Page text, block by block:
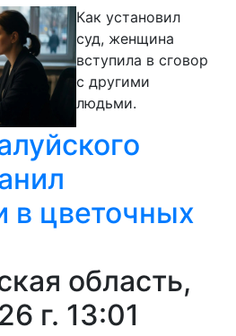
Как установил
суд, женщина
вступила в сговор
с другими
людьми.
в цветочных
область,
г. 13:01